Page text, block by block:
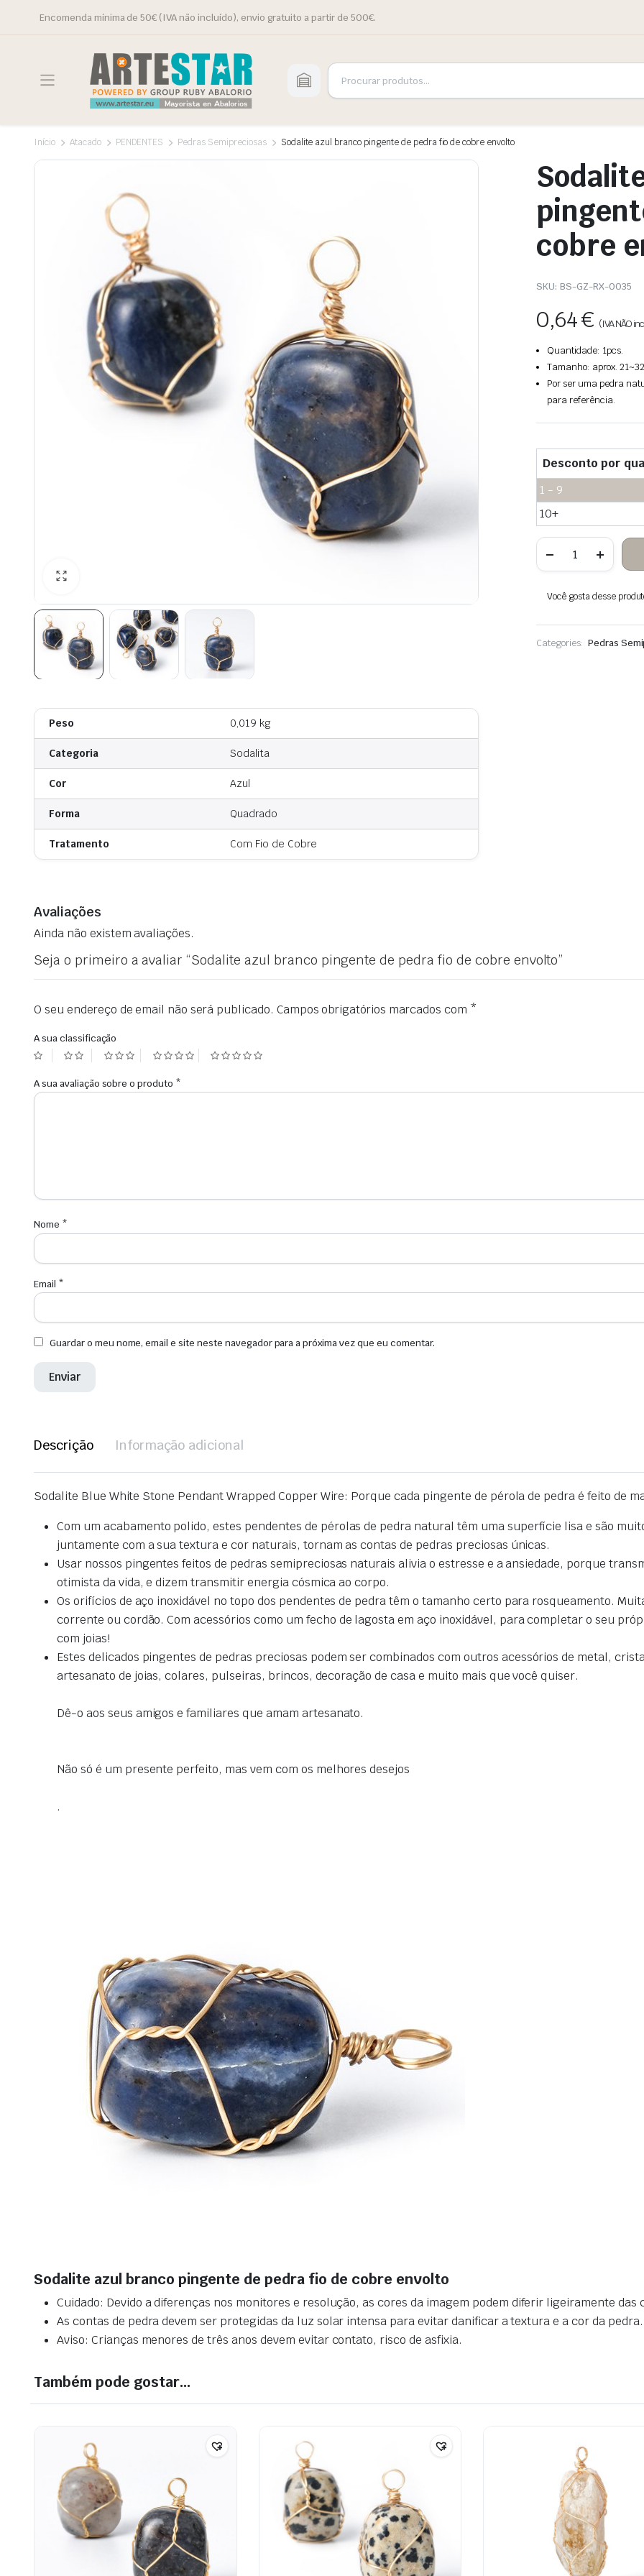
Encomenda mínima de 50€ (IVA não incluído), envio gratuito a partir de 500€.
Início Atacado PENDENTES Pedras Semipreciosas Sodalite azul branco pingente de pedra fio de cobre envolto
Peso 0,019 kg
Categoria Sodalita
Cor Azul
Forma Quadrado
Tratamento Com Fio de Cobre
cobre
SKU: BS-GZ-RX-0035
0,64€ (IVA NÃO
Quantidade: 1pcs.
Tamanho: aprox.
Por ser uma pedra
para referência.
Desconto por
1 - 9
10+
Sodalite
branco
pingente
pedra
fio
Você gosta desse
Categories: Pedras
Avaliações
Ainda não existem avaliações.
Seja o primeiro a avaliar “Sodalite azul branco pingente de pedra fio de cobre envolto”
O seu endereço de email não será publicado. Campos obrigatórios marcados com *
A sua classificação
A sua avaliação sobre o produto *
Nome *
Email *
Guardar o meu nome, email e site neste navegador para a próxima vez que eu comentar.
Descrição Informação adicional
Sodalite Blue White Stone Pendant Wrapped Copper Wire: Porque cada pingente de pérola de pedra é feito de
Com um acabamento polido, estes pendentes de pérolas de pedra natural têm uma superfície lisa e são
juntamente com a sua textura e cor naturais, tornam as contas de pedras preciosas únicas.
Usar nossos pingentes feitos de pedras semipreciosas naturais alivia o estresse e a ansiedade, porque
otimista da vida, e dizem transmitir energia cósmica ao corpo.
Os orifícios de aço inoxidável no topo dos pendentes de pedra têm o tamanho certo para rosqueamento.
corrente ou cordão.Com acessórios como um fecho de lagosta em aço inoxidável, para completar o seu
com joias!
Estes delicados pingentes de pedras preciosas podem ser combinados com outros acessórios de metal,
artesanato de joias, colares, pulseiras, brincos, decoração de casa e muito mais que você quiser.
Dê-o aos seus amigos e familiares que amam artesanato.
Não só é um presente perfeito, mas vem com os melhores desejos
.
Sodalite azul branco pingente de pedra fio de cobre envolto
Cuidado: Devido a diferenças nos monitores e resolução, as cores da imagem podem diferir ligeiramente das
As contas de pedra devem ser protegidas da luz solar intensa para evitar danificar a textura e a cor da pedra.
Aviso: Crianças menores de três anos devem evitar contato, risco de asfixia.
Também pode gostar…